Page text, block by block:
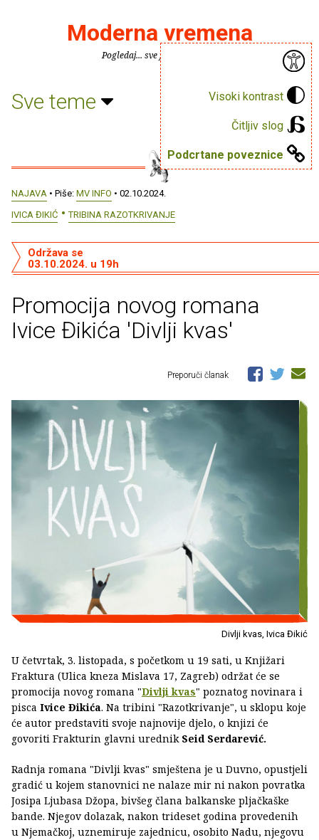
Visoki kontrast
Čitljiv slog
Podcrtane poveznice
Moderna vremena
Pogledaj... sve je puno knjiga.
Sve teme
NAJAVA • Piše: MV INFO • 02.10.2024.
IVICA ĐIKIĆ
TRIBINA RAZOTKRIVANJE
Promocija novog romana
Ivice Đikića 'Divlji kvas'
Održava se
03.10.2024. u 19h
Preporuči članak
Divlji kvas, Ivica Đikić
U četvrtak, 3. listopada, s početkom u 19 sati, u Knjižari
Fraktura (Ulica kneza Mislava 17, Zagreb) održat će se
promocija novog romana "Divlji kvas" poznatog novinara i
pisca Ivice Đikića. Na tribini "Razotkrivanje", u sklopu koje
će autor predstaviti svoje najnovije djelo, o knjizi će
govoriti Frakturin glavni urednik Seid Serdarević.
Radnja romana "Divlji kvas" smještena je u Duvno, opustjeli
gradić u kojem stanovnici ne nalaze mir ni nakon povratka
Josipa Ljubasa Džopa, bivšeg člana balkanske pljačkaške
bande. Njegov dolazak, nakon trideset godina provedenih
u Njemačkoj, uznemiruje zajednicu, osobito Nadu, njegovu